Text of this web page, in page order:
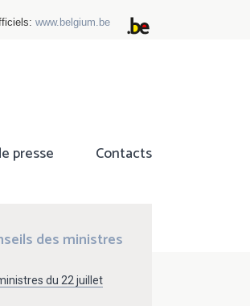
www.belgium.be
presse Contacts
des ministres
du 22 juillet